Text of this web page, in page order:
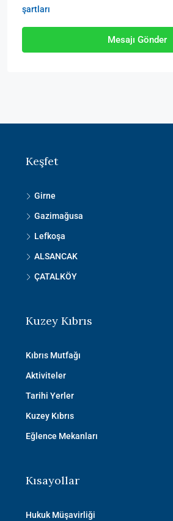
şartları
Mesajı Gönder
Keşfet
Girne
Gazimağusa
Lefkoşa
ALSANCAK
ÇATALKÖY
Kuzey Kıbrıs
Kıbrıs Mutfağı
Aktiviteler
Tarihi Yerler
Kuzey Kıbrıs
Eğlence Mekanları
Kısayollar
Hukuk Müşavirliği